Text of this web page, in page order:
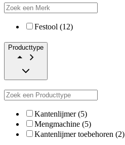
Festool (12)
Producttype
Kantenlijmer (5)
Mengmachine (5)
Kantenlijmer toebehoren (2)